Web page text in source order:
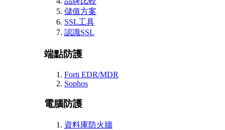
儲值方案
SSL工具
認識SSL
端點防護
Forti EDR/MDR
Sophos
電腦防護
資料庫防火牆